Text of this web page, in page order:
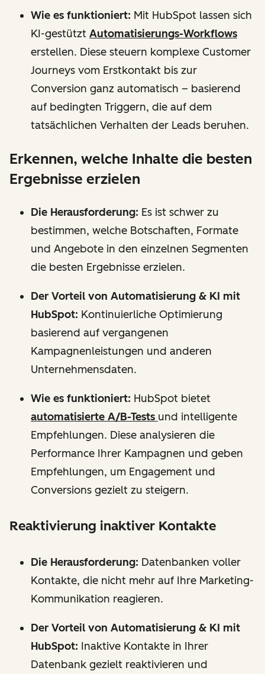
Wie es funktioniert: Mit HubSpot lassen sich
KI-gestützt Automatisierungs-Workflows
erstellen. Diese steuern komplexe Customer
Journeys vom Erstkontakt bis zur
Conversion ganz automatisch – basierend
auf bedingten Triggern, die auf dem
tatsächlichen Verhalten der Leads beruhen.
Erkennen, welche Inhalte die besten
Ergebnisse erzielen
Die Herausforderung: Es ist schwer zu
bestimmen, welche Botschaften, Formate
und Angebote in den einzelnen Segmenten
die besten Ergebnisse erzielen.
Der Vorteil von Automatisierung & KI mit
HubSpot: Kontinuierliche Optimierung
basierend auf vergangenen
Kampagnenleistungen und anderen
Unternehmensdaten.
Wie es funktioniert: HubSpot bietet
automatisierte A/B-Tests und intelligente
Empfehlungen. Diese analysieren die
Performance Ihrer Kampagnen und geben
Empfehlungen, um Engagement und
Conversions gezielt zu steigern.
Reaktivierung inaktiver Kontakte
Die Herausforderung: Datenbanken voller
Kontakte, die nicht mehr auf Ihre Marketing-
Kommunikation reagieren.
Der Vorteil von Automatisierung & KI mit
HubSpot: Inaktive Kontakte in Ihrer
Datenbank gezielt reaktivieren und